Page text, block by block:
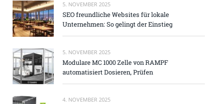
5. NOVEMBER 2025
SEO freundliche Websites für lokale
Unternehmen: So gelingt der Einstieg
5. NOVEMBER 2025
Modulare MC 1000 Zelle von RAMPF
automatisiert Dosieren, Prüfen
4. NOVEMBER 2025